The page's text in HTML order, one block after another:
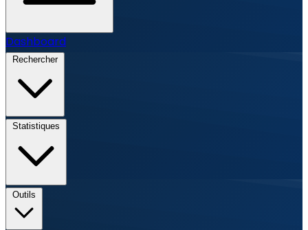
Dashboard
Rechercher
Statistiques
Outils